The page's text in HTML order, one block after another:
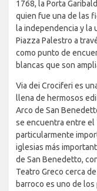
1768, la Porta
quien fue una de las
la independencia y la
Piazza Palestro a
como punto de
blancas que son
Via dei Crociferi es
llena de hermosos
Arco de San
se encuentra entre el
particularmente
iglesias más
de San Benedetto,
Teatro Greco cerca
barroco es uno de